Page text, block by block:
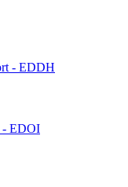
- EDDH
- EDOI